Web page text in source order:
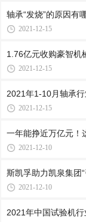
轴承“发烧”的原因有
2021-12-15
1.76亿元收购豪智机
2021-12-15
2021年1-10月轴承
2021-12-15
一年能挣近万亿元！
2021-12-10
斯凯孚助力凯泉集团
2021-12-10
2021年中国试验机